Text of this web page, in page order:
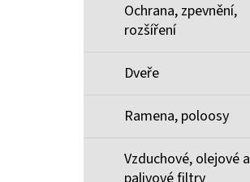
Ochrana, zpevnění,
rozšíření
Dveře
Ramena, poloosy
Vzduchové, olejové a